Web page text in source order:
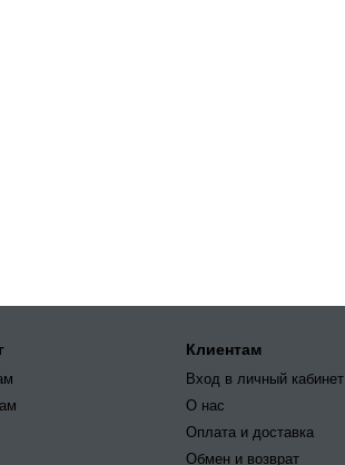
Клиентам
Вход в личный кабинет
О нас
Оплата и доставка
Обмен и возврат